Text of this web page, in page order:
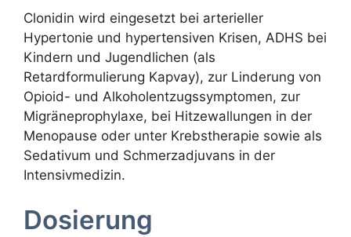
Clonidin wird eingesetzt bei arterieller
Hypertonie und hypertensiven Krisen, ADHS bei
Kindern und Jugendlichen (als
Retardformulierung Kapvay), zur Linderung von
Opioid- und Alkoholentzugssymptomen, zur
Migräneprophylaxe, bei Hitzewallungen in der
Menopause oder unter Krebstherapie sowie als
Sedativum und Schmerzadjuvans in der
Intensivmedizin.
Dosierung